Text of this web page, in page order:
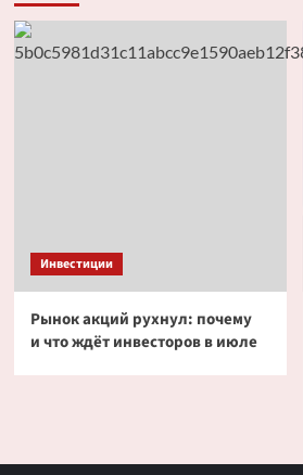
Инвестиции
Рынок акций рухнул: почему
и что ждёт инвесторов в июле